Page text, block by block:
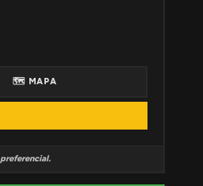
🗺 MAPA